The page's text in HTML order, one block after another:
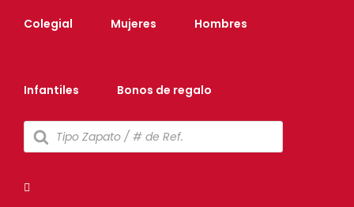
Colegial Mujeres Hombres
Infantiles Bonos de regalo
Búsqueda
de
productos